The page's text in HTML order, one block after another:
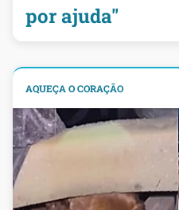
por ajuda"
AQUEÇA O CORAÇÃO